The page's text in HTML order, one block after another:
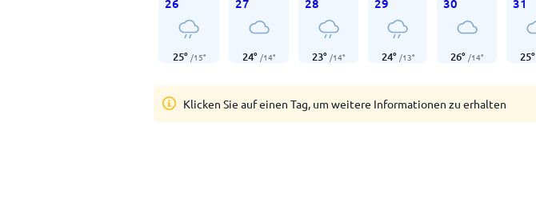
26
25° /15°
27
24° /14°
28
23° /14°
29
24° /13°
30
26° /14°
31
25°
Klicken Sie auf einen Tag, um weitere Informationen zu erhalten